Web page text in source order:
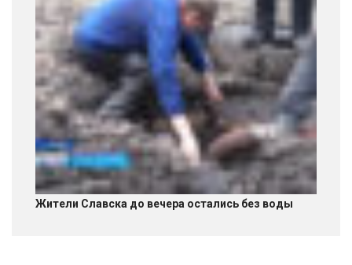
Жители Славска до вечера остались без воды